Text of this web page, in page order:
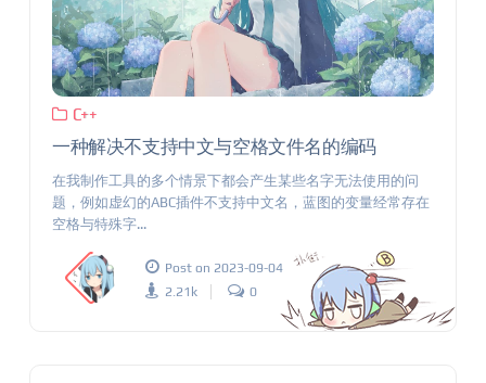
C++
一种解决不支持中文与空格文件名的编码
在我制作工具的多个情景下都会产生某些名字无法使用的问
题，例如虚幻的ABC插件不支持中文名，蓝图的变量经常存在
空格与特殊字...
Post on 2023-09-04
2.21k
0